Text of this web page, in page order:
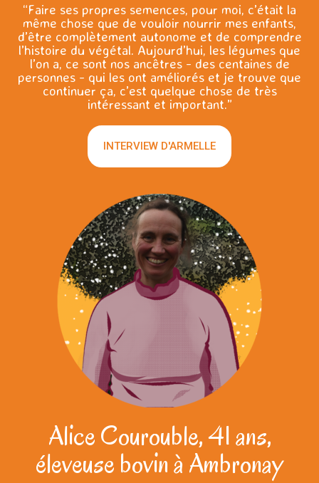
“Faire ses propres semences, pour moi, c’était la
même chose que de vouloir nourrir mes enfants,
d’être complètement autonome et de comprendre
l’histoire du végétal. Aujourd’hui, les légumes que
l’on a, ce sont nos ancêtres - des centaines de
personnes - qui les ont améliorés et je trouve que
continuer ça, c’est quelque chose de très
intéressant et important.”
INTERVIEW D'ARMELLE
Alice Courouble, 41 ans,
éleveuse bovin à Ambronay